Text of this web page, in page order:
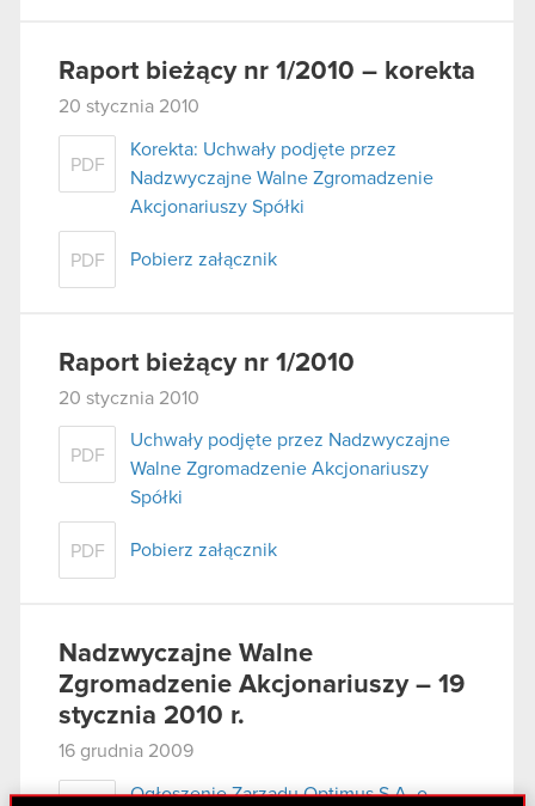
Raport bieżący nr 1/2010 – korekta
20 stycznia 2010
PDF
Korekta: Uchwały podjęte przez
Nadzwyczajne Walne Zgromadzenie
Akcjonariuszy Spółki
PDF Pobierz załącznik
Raport bieżący nr 1/2010
20 stycznia 2010
PDF
Uchwały podjęte przez Nadzwyczajne
Walne Zgromadzenie Akcjonariuszy
Spółki
PDF Pobierz załącznik
Nadzwyczajne Walne
Zgromadzenie Akcjonariuszy – 19
stycznia 2010 r.
16 grudnia 2009
Ogłoszenie Zarządu Optimus S.A. o